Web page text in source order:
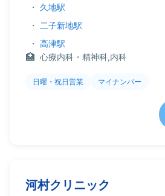
・ 久地駅
・
二子新地駅
・ 高津駅
心療内科・精神科,内科
日曜・祝日営業 マイナンバー
河村クリニック